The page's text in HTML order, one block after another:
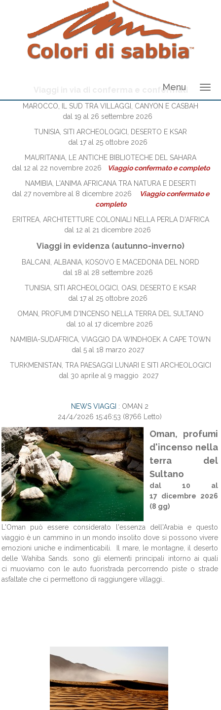
Menu
Viaggi in via di conferma e confermati
MAROCCO, IL SUD TRA VILLAGGI, CANYON E CASBAH
dal 19 al 26 settembre 2026
TUNISIA, SITI ARCHEOLOGICI, DESERTO E KSAR
dal 17 al 25 ottobre 2026
MAURITANIA, LE ANTICHE BIBLIOTECHE DEL SAHARA
dal 12 al 22 novembre 2026
Viaggio confermato e completo
NAMIBIA, L'ANIMA AFRICANA TRA NATURA E DESERTI
dal 27 novembre al 8 dicembre 2026
Viaggio confermato e
completo
ERITREA, ARCHITETTURE COLONIALI NELLA PERLA D'AFRICA
dal 12 al 21 dicembre 2026
Viaggi in evidenza (autunno-inverno)
BALCANI, ALBANIA, KOSOVO E MACEDONIA DEL NORD
dal 18 al 28 settembre 2026
TUNISIA, SITI ARCHEOLOGICI, OASI, DESERTO E KSAR
dal 17 al 25 ottobre 2026
OMAN, PROFUMI D'INCENSO NELLA TERRA DEL SULTANO
dal 10 al 17 dicembre 2026
NAMIBIA-SUDAFRICA, VIAGGIO DA WINDHOEK A CAPE TOWN
dal 5 al 18 marzo 2027
TURKMENISTAN, TRA PAESAGGI LUNARI E SITI ARCHEOLOGICI
dal 30 aprile al 9 maggio 2027
NEWS VIAGGI : OMAN 2
24/4/2026 15:46:53 (8766 Letto)
Oman, profumi
d'incenso nella
terra del
Sultano
dal 10 al
17 dicembre 2026
(8 gg)
L'Oman può essere considerato l'essenza dell'Arabia e questo
viaggio è un cammino in un mondo insolito dove si possono vivere
emozioni uniche e indimenticabili. Il mare, le montagne, il deserto
delle Wahiba Sands. sono gli elementi principali intorno ai quali
ci muoviamo con le auto fuoristrada percorrendo piste o strade
asfaltate che ci permettono di raggiungere villaggi..